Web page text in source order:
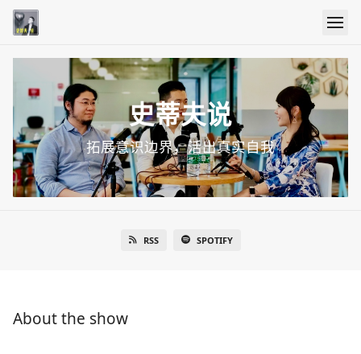
史蒂夫说
拓展意识边界，活出真实自我
RSS SPOTIFY
About the show